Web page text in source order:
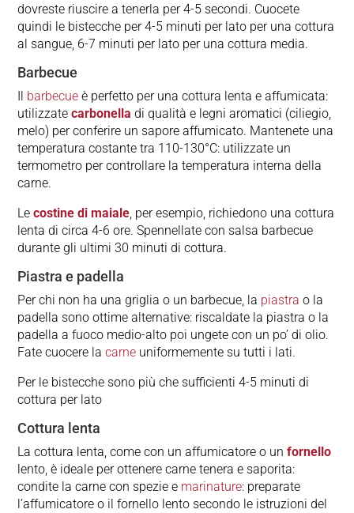
dovreste riuscire a tenerla per 4-5 secondi. Cuocete
quindi le bistecche per 4-5 minuti per lato per una cottura
al sangue, 6-7 minuti per lato per una cottura media.
Barbecue
barbecue è perfetto per una cottura lenta e affumicata:
utilizzatecarbonella di qualità e legni aromatici (ciliegio,
melo) per conferire un sapore affumicato. Mantenete una
temperatura costante tra 110-130°C: utilizzate un
termometro per controllare la temperatura interna della
carne.
Le costine di maiale, per esempio, richiedono una cottura
lenta di circa 4-6 ore. Spennellate con salsa barbecue
durante gli ultimi 30 minuti di cottura.
Piastra e padella
Per chi non ha una griglia o un barbecue, la piastra o la
padella sono ottime alternative: riscaldate la piastra o la
padella a fuoco medio-alto poi ungete con un po’ di olio.
Fate cuocere lacarne uniformemente su tutti i lati.
Per le bistecche sono più che sufficienti 4-5 minuti di
cottura per lato
Cottura lenta
La cottura lenta, come con un affumicatore o unfornello
lento, è ideale per ottenere carne tenera e saporita:
condite la carne con spezie e marinature: preparate
l’affumicatore o il fornello lento secondo le istruzioni del